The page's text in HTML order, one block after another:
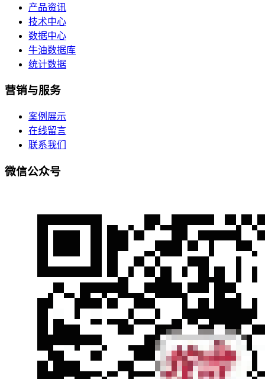
产品资讯
技术中心
数据中心
牛油数据库
统计数据
营销与服务
案例展示
在线留言
联系我们
微信公众号